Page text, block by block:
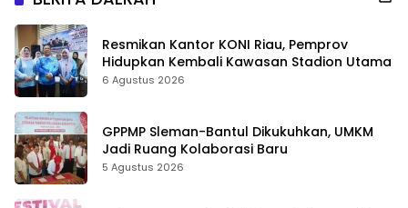
Resmikan Kantor KONI Riau, Pemprov
Hidupkan Kembali Kawasan Stadion Utama
6 Agustus 2026
GPPMP Sleman-Bantul Dikukuhkan, UMKM
Jadi Ruang Kolaborasi Baru
5 Agustus 2026